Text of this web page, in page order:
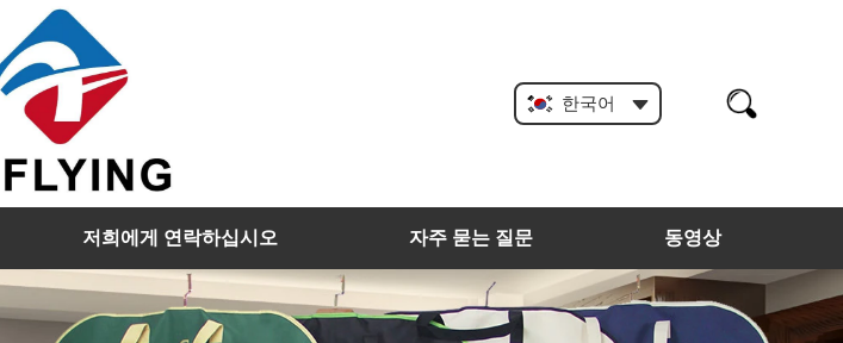
한국어
저희에게 연락하십시오 자주 묻는 질문 동영상